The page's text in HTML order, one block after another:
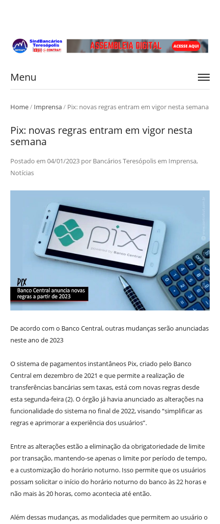
Menu
Home/ Imprensa/ Pix: novas regras entram em vigor nesta semana
Pix: novas regras entram em vigor nesta
semana
Postado em 04/01/2023por Bancários Teresópolisem Imprensa,
Notícias
De acordo com o Banco Central, outras mudanças serão anunciadas
neste ano de 2023
O sistema de pagamentos instantâneos Pix, criado pelo Banco
Central em dezembro de 2021 e que permite a realização de
transferências bancárias sem taxas, está com novas regras desde
esta segunda-feira (2). O órgão já havia anunciado as alterações na
funcionalidade do sistema no final de 2022, visando “simplificar as
regras e aprimorar a experiência dos usuários”.
Entre as alterações estão a eliminação da obrigatoriedade de limite
por transação, mantendo-se apenas o limite por período de tempo,
e a customização do horário noturno. Isso permite que os usuários
possam solicitar o início do horário noturno do banco às 22 horas e
não mais às 20 horas, como acontecia até então.
Além dessas mudanças, as modalidades que permitem ao usuário o